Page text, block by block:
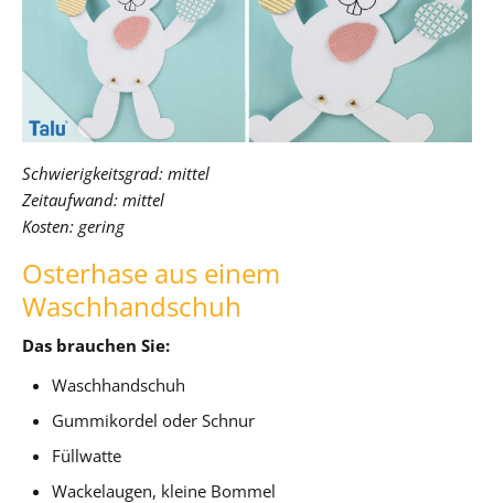
Schwierigkeitsgrad: mittel
Zeitaufwand: mittel
Kosten: gering
Osterhase aus einem
Waschhandschuh
Das brauchen Sie:
Waschhandschuh
Gummikordel oder Schnur
Füllwatte
Wackelaugen, kleine Bommel